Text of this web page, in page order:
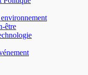
être